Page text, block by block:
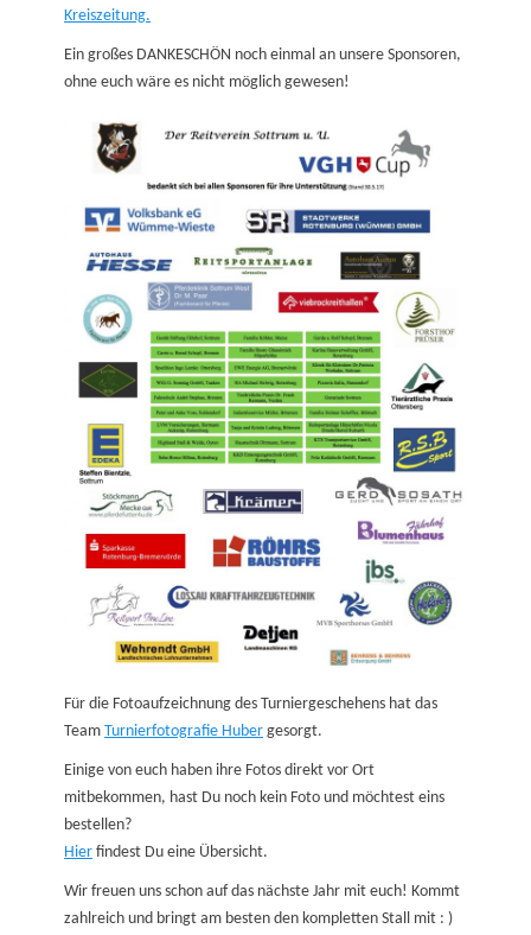
Kreiszeitung.
Ein großes DANKESCHÖN noch einmal an unsere Sponsoren,
ohne euch wäre es nicht möglich gewesen!
Für die Fotoaufzeichnung des Turniergeschehens hat das
Team Turnierfotografie Huber gesorgt.
Einige von euch haben ihre Fotos direkt vor Ort
mitbekommen, hast Du noch kein Foto und möchtest eins
bestellen?
Hier findest Du eine Übersicht.
Wir freuen uns schon auf das nächste Jahr mit euch! Kommt
zahlreich und bringt am besten den kompletten Stall mit : )